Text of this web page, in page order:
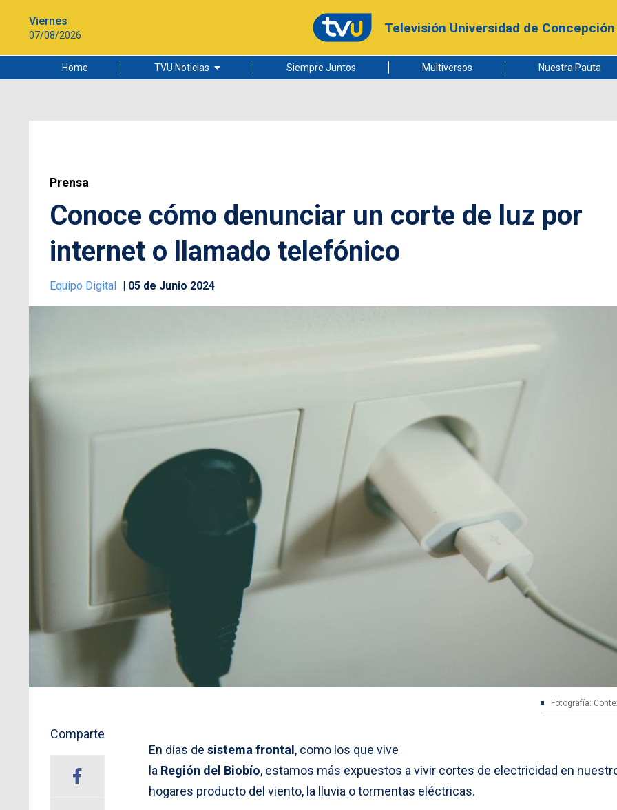
Viernes
07/08/2026 Televisión Universidad de Concepción
Home TVU Noticias
Ciudad
Siempre Juntos Multiversos Nuestra Pauta
Prensa
Conoce cómo denunciar un corte de luz por
internet o llamado telefónico
Equipo Digital 05 de Junio 2024
Fotografía:
Comparte
En días de sistema frontal , como los que vive
la Región del Biobío, estamos más expuestos a vivir cortes de electricidad en
hogares producto del viento, la lluvia o tormentas eléctricas.